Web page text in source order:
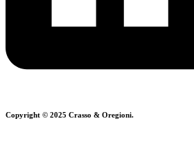
Copyright © 2025 Crasso & Oregioni.